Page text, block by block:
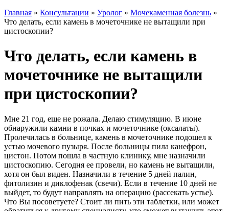
Главная » Консультации » Уролог » Мочекаменная болезнь »
Что делать, если камень в мочеточнике не вытащили при
цистоскопии?
Что делать, если камень в
мочеточнике не вытащили
при цистоскопии?
Мне 21 год, еще не рожала. Делаю стимуляцию. В июне
обнаружили камни в почках и мочеточнике (оксалаты).
Пролечилась в больнице, камень в мочеточнике подошел к
устью мочевого пузыря. После больницы пила канефрон,
цистон. Потом пошла в частную клинику, мне назначили
цистоскопию. Сегодня ее провели, но камень не вытащили,
хотя он был виден. Назначили в течение 5 дней палин,
фитолизин и диклофенак (свечи). Если в течение 10 дней не
выйдет, то будут направлять на операцию (рассекать устье).
Что Вы посоветуете? Стоит ли пить эти таблетки, или может